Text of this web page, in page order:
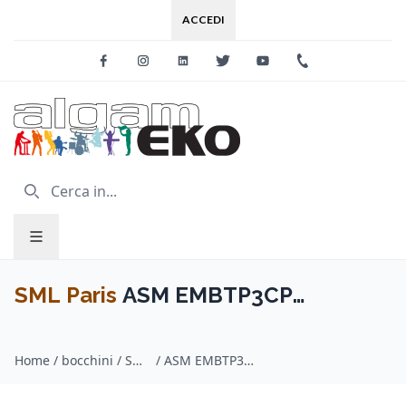
ACCEDI
FacebookInstagramLinkedinTwitter Youtube
SML Paris ASM EMBTP3CP
Home / bocchini / SML Paris / ASM EMBTP3CP Bocchino in plastica 3 C